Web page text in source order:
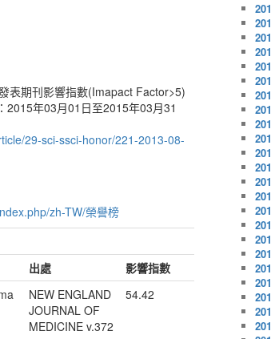
表期刊影響指數(Imapact Factor>5)
2015年03月01日至2015年03月31
29-sci-ssci-honor/221-2013-08-
zh-TW/榮譽榜
出處
影響指數
NEW ENGLAND
JOURNAL OF
MEDICINE v.372
54.42